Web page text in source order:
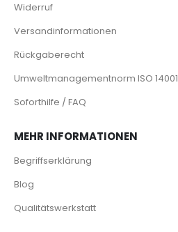
Widerruf
Versandinformationen
Rückgaberecht
Umweltmanagementnorm ISO 14001
Soforthilfe / FAQ
MEHR INFORMATIONEN
Begriffserklärung
Blog
Qualitätswerkstatt